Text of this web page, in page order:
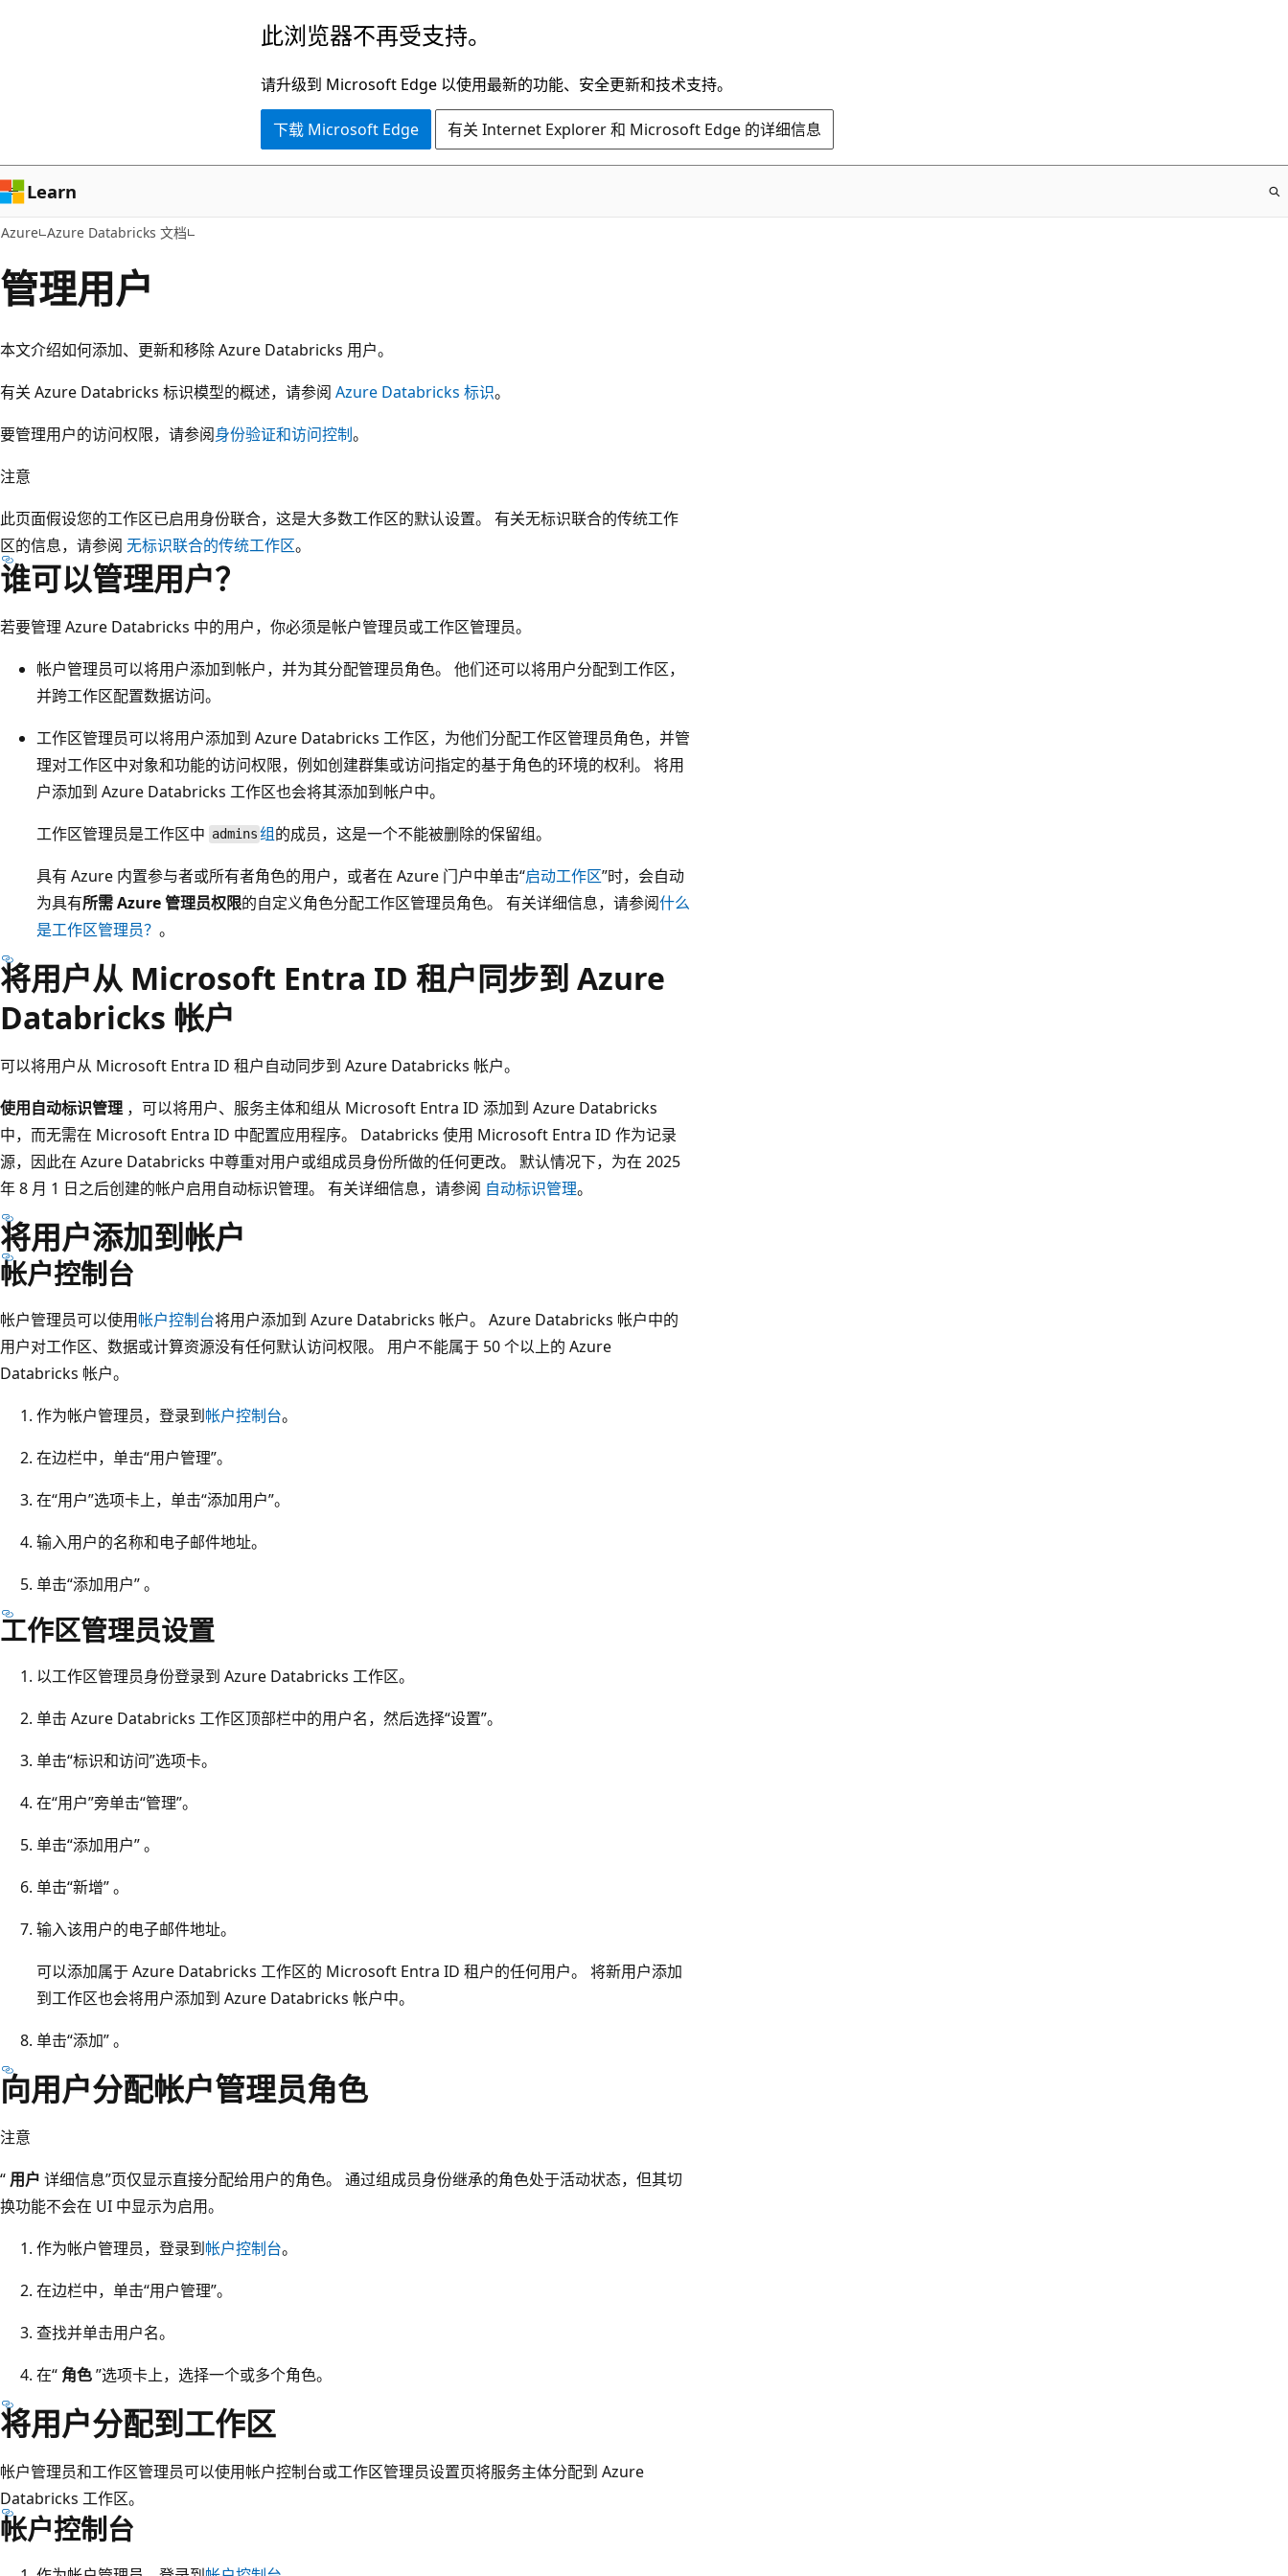
容
此浏览器不再受支持。
请升级到 Microsoft Edge 以使用最新的功能、安全更新和技术支持。
下载 Microsoft Edge 有关 Internet Explorer 和 Microsoft Edge 的详细信息
Learn
Azure Azure Databricks 文档
管理用户
本文介绍如何添加、更新和移除 Azure Databricks 用户。
有关 Azure Databricks 标识模型的概述，请参阅 Azure Databricks 标识。
要管理用户的访问权限，请参阅身份验证和访问控制。
注意
此页面假设您的工作区已启用身份联合，这是大多数工作区的默认设置。 有关无标识联合的传统工作
区的信息，请参阅 无标识联合的传统工作区。
谁可以管理用户？
若要管理 Azure Databricks 中的用户，你必须是帐户管理员或工作区管理员。
帐户管理员可以将用户添加到帐户，并为其分配管理员角色。 他们还可以将用户分配到工作区，
并跨工作区配置数据访问。
工作区管理员可以将用户添加到 Azure Databricks 工作区，为他们分配工作区管理员角色，并管
理对工作区中对象和功能的访问权限，例如创建群集或访问指定的基于角色的环境的权利。 将用
户添加到 Azure Databricks 工作区也会将其添加到帐户中。
工作区管理员是工作区中 admins 组的成员，这是一个不能被删除的保留组。
具有 Azure 内置参与者或所有者角色的用户，或者在 Azure 门户中单击“启动工作区”时，会自动
为具有所需 Azure 管理员权限的自定义角色分配工作区管理员角色。 有关详细信息，请参阅什么
是工作区管理员？ 。
将用户从 Microsoft Entra ID 租户同步到 Azure
Databricks 帐户
可以将用户从 Microsoft Entra ID 租户自动同步到 Azure Databricks 帐户。
使用自动标识管理 ，可以将用户、服务主体和组从 Microsoft Entra ID 添加到 Azure Databricks
中，而无需在 Microsoft Entra ID 中配置应用程序。 Databricks 使用 Microsoft Entra ID 作为记录
源，因此在 Azure Databricks 中尊重对用户或组成员身份所做的任何更改。 默认情况下，为在 2025
年 8 月 1 日之后创建的帐户启用自动标识管理。 有关详细信息，请参阅 自动标识管理。
将用户添加到帐户
帐户控制台
帐户管理员可以使用帐户控制台将用户添加到 Azure Databricks 帐户。 Azure Databricks 帐户中的
用户对工作区、数据或计算资源没有任何默认访问权限。 用户不能属于 50 个以上的 Azure
Databricks 帐户。
作为帐户管理员，登录到帐户控制台。
在边栏中，单击“用户管理”。
在“用户”选项卡上，单击“添加用户”。
输入用户的名称和电子邮件地址。
单击“添加用户” 。
工作区管理员设置
以工作区管理员身份登录到 Azure Databricks 工作区。
单击 Azure Databricks 工作区顶部栏中的用户名，然后选择“设置”。
单击“标识和访问”选项卡。
在“用户”旁单击“管理”。
单击“添加用户” 。
单击“新增” 。
输入该用户的电子邮件地址。
可以添加属于 Azure Databricks 工作区的 Microsoft Entra ID 租户的任何用户。 将新用户添加
到工作区也会将用户添加到 Azure Databricks 帐户中。
单击“添加” 。
向用户分配帐户管理员角色
注意
“ 用户 详细信息”页仅显示直接分配给用户的角色。 通过组成员身份继承的角色处于活动状态，但其切
换功能不会在 UI 中显示为启用。
作为帐户管理员，登录到帐户控制台。
在边栏中，单击“用户管理”。
查找并单击用户名。
在“ 角色”选项卡上，选择一个或多个角色。
将用户分配到工作区
帐户管理员和工作区管理员可以使用帐户控制台或工作区管理员设置页将服务主体分配到 Azure
Databricks 工作区。
帐户控制台